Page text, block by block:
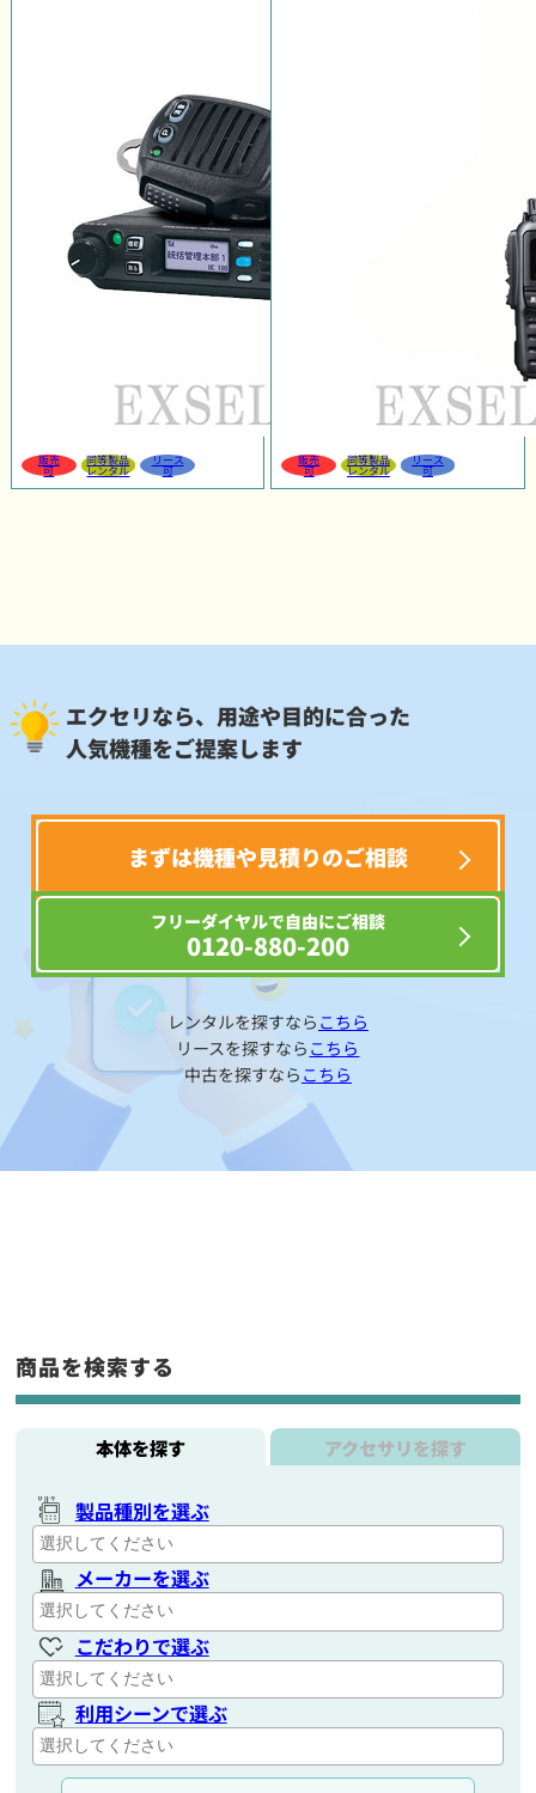
販売
可
同等製品
レンタル
リース
可
販売
可
同等製品
レンタル
リース
可
エクセリなら、用途や目的に合った
人気機種をご提案します
まずは機種や見積りのご相談
フリーダイヤルで自由にご相談
0120-880-200
レンタルを探すなら こちら
リースを探すなら こちら
中古を探すなら こちら
商品を検索する
本体を探す アクセサリを探す
製品種別を選ぶ
メーカーを選ぶ
こだわりで選ぶ
利用シーンで選ぶ
通信距離を選ぶ